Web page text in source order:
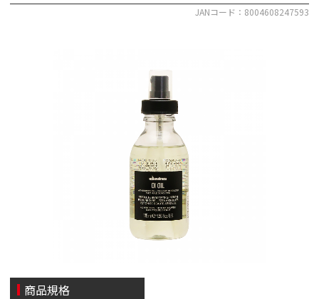
JANコード：8004608247593
商品規格